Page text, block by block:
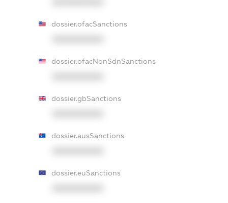
dossier.ofacSanctions
dossier.ofacNonSdnSanctions
dossier.gbSanctions
dossier.ausSanctions
dossier.euSanctions